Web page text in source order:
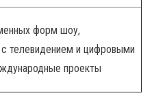
форм шоу,
телевидением и цифровыми
проекты